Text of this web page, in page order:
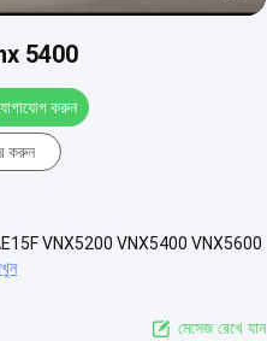
5400
করুন
করুন
VNX5200 VNX5400 VNX5600
মেসেজ রেখে যান